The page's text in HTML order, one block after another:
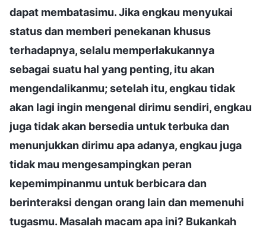
dapat membatasimu. Jika engkau menyukai
status dan memberi penekanan khusus
terhadapnya, selalu memperlakukannya
sebagai suatu hal yang penting, itu akan
mengendalikanmu; setelah itu, engkau tidak
akan lagi ingin mengenal dirimu sendiri, engkau
juga tidak akan bersedia untuk terbuka dan
menunjukkan dirimu apa adanya, engkau juga
tidak mau mengesampingkan peran
kepemimpinanmu untuk berbicara dan
berinteraksi dengan orang lain dan memenuhi
tugasmu. Masalah macam apa ini? Bukankah